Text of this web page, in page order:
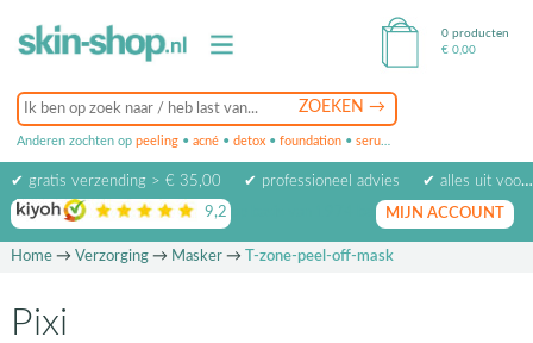
Anderen zochten op peeling • acné • detox • foundation • serum
0 producten
€ 0,00
✔ gratis verzending > € 35,00 ✔ professioneel advies
✔ alles uit voorraad leverbaar
9,2 op basis van beoordelingen
MIJN ACCOUNT
Home→ Verzorging→ Masker→ T-zone-peel-off-mask
Pixi